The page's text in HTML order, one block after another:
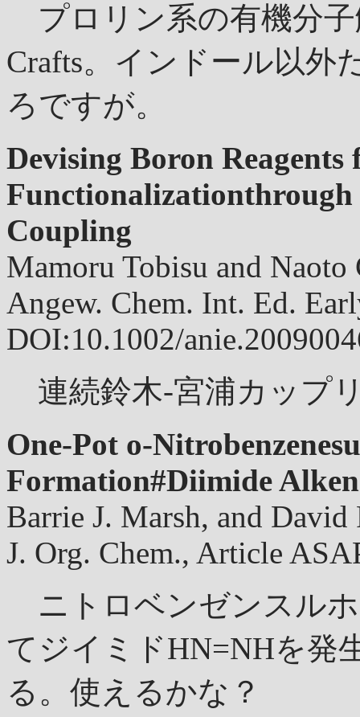
プロリン系の有機分子
Crafts。インドール以外
ろですが。
Devising Boron
Coupling
Mamoru Tobisu and Naoto
Angew. Chem. Int. Ed.
DOI:10.1002/
連続鈴木-宮浦カップ
One-Pot o-
Formation#Diimide
Barrie J. Marsh, and David
J. Org. Chem., Article
ニトロベンゼンスル
てジイミドHN=NHを発
る。使えるかな？